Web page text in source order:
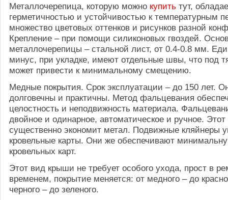
Металлочерепица, которую можно купить тут,
герметичностью и устойчивостью к температурным
множество цветовых оттенков и рисунков разной
Крепление – при помощи силиконовых гвоздей.
металлочерепицы – стальной лист, от 0.4-0.8 мм.
минус, при укладке, имеют отдельные швы, что под
может привести к минимальному смещению.
Медные покрытия. Срок эксплуатации – до 150 лет.
долговечны и практичны. Метод фальцевания
целостность и неподвижность материала.
двойное и одинарное, автоматическое и ручное.
существенно экономит метал. Подвижные кляйнеры
кровельные карты. Они же обеспечивают
кровельных карт.
Этот вид крыши не требует особого ухода, прост в
временем, покрытие меняется: от медного – до
черного – до зеленого.